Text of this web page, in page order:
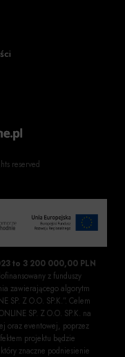
reserved
to 3 200 000,00 PLN
z funduszy
zawierającego algorytm
SP. Z O.O. SP.K.”. Celem
SP. Z O.O. SP.K. na
oraz eventowej, poprzez
projektu będzie
znaczne podniesienie